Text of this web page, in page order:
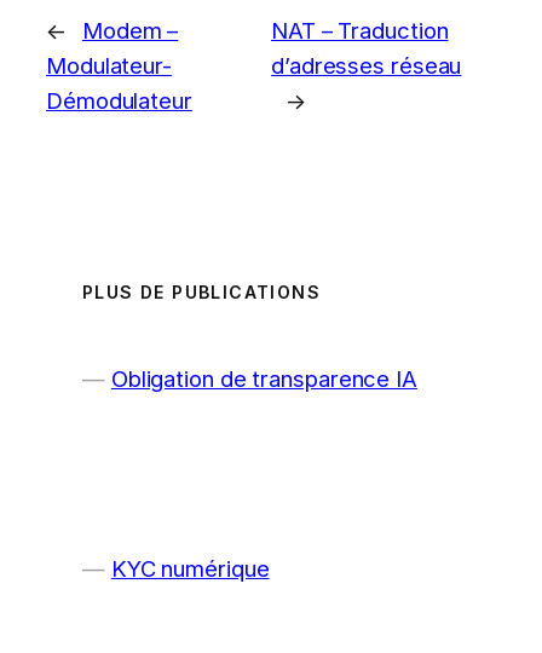
←
Modem –
Modulateur-
Démodulateur
NAT – Traduction
d’adresses réseau
→
PLUS DE PUBLICATIONS
Obligation de transparence IA
KYC numérique